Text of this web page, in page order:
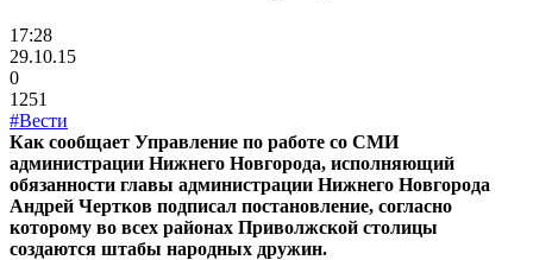
17:28
29.10.15
0
1251
#Вести
Как сообщает Управление по работе со СМИ
администрации Нижнего Новгорода, исполняющий
обязанности главы администрации Нижнего Новгорода
Андрей Чертков подписал постановление, согласно
которому во всех районах Приволжской столицы
создаются штабы народных дружин.